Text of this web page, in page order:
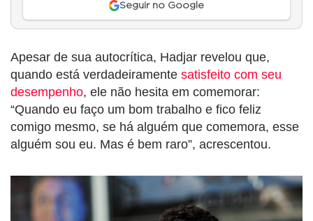
Seguir no Google
Apesar de sua autocrítica, Hadjar revelou que,
quando está verdadeiramente satisfeito com seu
desempenho, ele não hesita em comemorar:
“Quando eu faço um bom trabalho e fico feliz
comigo mesmo, se há alguém que comemora, esse
alguém sou eu. Mas é bem raro”, acrescentou.